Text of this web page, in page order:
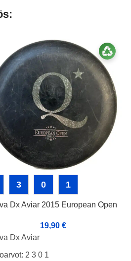
3 0 1
Dx Aviar 2015 European Open
19,90 €
Dx Aviar
2 3 0 1